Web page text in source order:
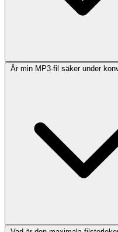
Är min MP3-fil säker under